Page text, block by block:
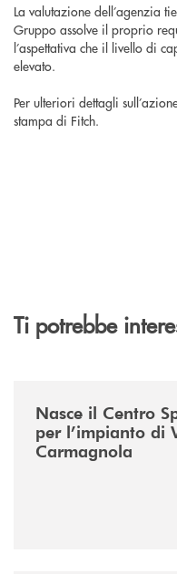
La valutazione dell’agenzia
Gruppo assolve il proprio
l’aspettativa che il livello di
elevato.
Per ulteriori dettagli
stampa di Fitch.
Ti potrebbe
Nasce il Centro
per l’impianto di
Carmagnola